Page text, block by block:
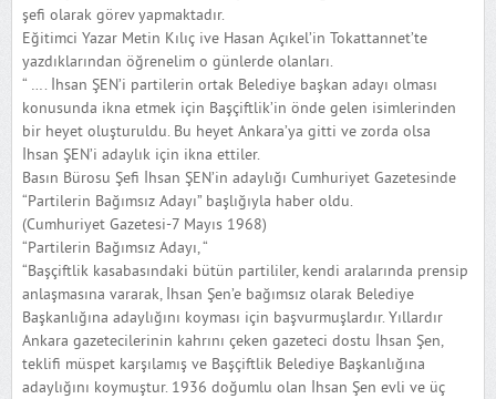
şefi olarak görev yapmaktadır.
Eğitimci Yazar Metin Kılıç ive Hasan Açıkel’in Tokattannet’te
yazdıklarından öğrenelim o günlerde olanları.
“ …. İhsan ŞEN’i partilerin ortak Belediye başkan adayı olması
konusunda ikna etmek için Başçiftlik’in önde gelen isimlerinden
bir heyet oluşturuldu. Bu heyet Ankara’ya gitti ve zorda olsa
İhsan ŞEN’i adaylık için ikna ettiler.
Basın Bürosu Şefi İhsan ŞEN’in adaylığı Cumhuriyet Gazetesinde
“Partilerin Bağımsız Adayı” başlığıyla haber oldu.
(Cumhuriyet Gazetesi-7 Mayıs 1968)
“Partilerin Bağımsız Adayı, “
“Başçiftlik kasabasındaki bütün partililer, kendi aralarında prensip
anlaşmasına vararak, İhsan Şen’e bağımsız olarak Belediye
Başkanlığına adaylığını koyması için başvurmuşlardır. Yıllardır
Ankara gazetecilerinin kahrını çeken gazeteci dostu İhsan Şen,
teklifi müspet karşılamış ve Başçiftlik Belediye Başkanlığına
adaylığını koymuştur. 1936 doğumlu olan İhsan Şen evli ve üç